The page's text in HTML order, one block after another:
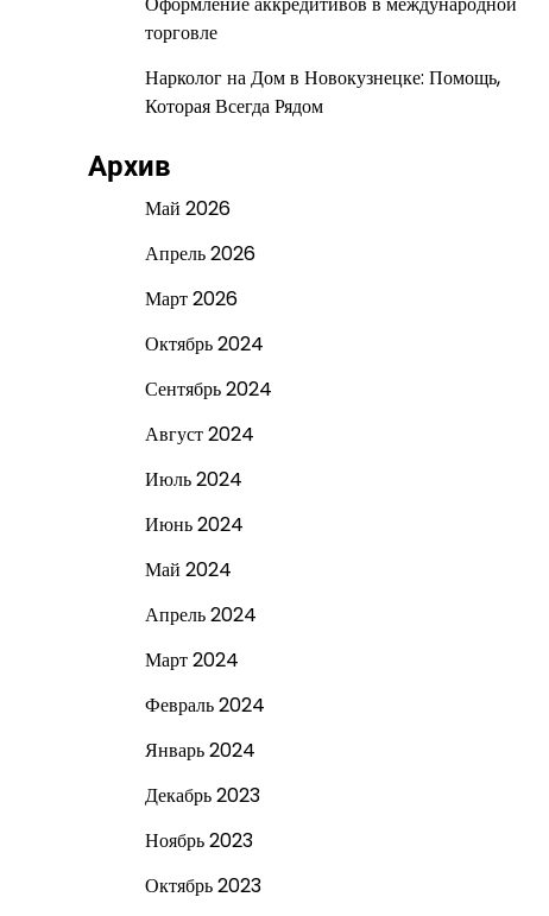
торговле
Нарколог на Дом в Новокузнецке: Помощь,
Которая Всегда Рядом
Архив
Май 2026
Апрель 2026
Март 2026
Октябрь 2024
Сентябрь 2024
Август 2024
Июль 2024
Июнь 2024
Май 2024
Апрель 2024
Март 2024
Февраль 2024
Январь 2024
Декабрь 2023
Ноябрь 2023
Октябрь 2023